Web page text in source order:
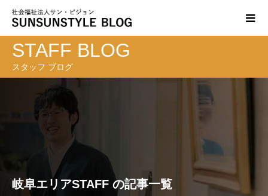
STAFF BLOG
スタッフ ブログ
岐阜エリアSTAFF の記事一覧